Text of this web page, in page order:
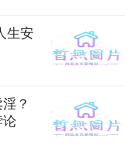
生安
？